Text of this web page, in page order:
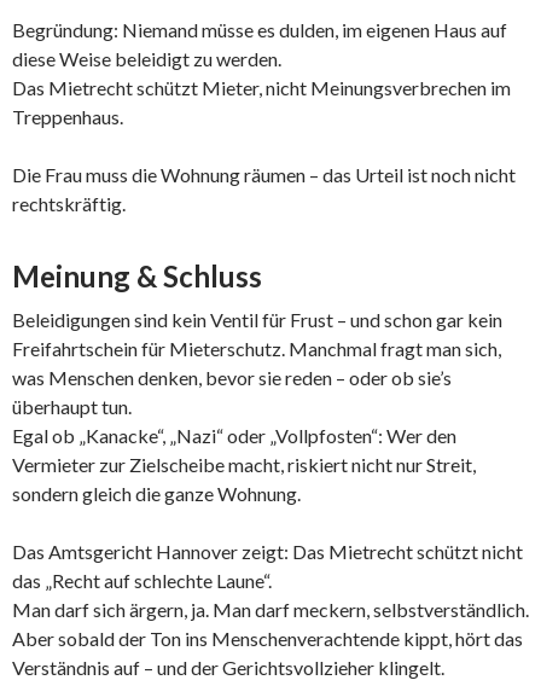
Begründung: Niemand müsse es dulden, im eigenen Haus auf
diese Weise beleidigt zu werden.
Das Mietrecht schützt Mieter, nicht Meinungsverbrechen im
Treppenhaus.
Die Frau muss die Wohnung räumen – das Urteil ist noch nicht
rechtskräftig.
Meinung & Schluss
Beleidigungen sind kein Ventil für Frust – und schon gar kein
Freifahrtschein für Mieterschutz. Manchmal fragt man sich,
was Menschen denken, bevor sie reden – oder ob sie’s
überhaupt tun.
Egal ob „Kanacke“, „Nazi“ oder „Vollpfosten“: Wer den
Vermieter zur Zielscheibe macht, riskiert nicht nur Streit,
sondern gleich die ganze Wohnung.
Das Amtsgericht Hannover zeigt: Das Mietrecht schützt nicht
das „Recht auf schlechte Laune“.
Man darf sich ärgern, ja. Man darf meckern, selbstverständlich.
Aber sobald der Ton ins Menschenverachtende kippt, hört das
Verständnis auf – und der Gerichtsvollzieher klingelt.